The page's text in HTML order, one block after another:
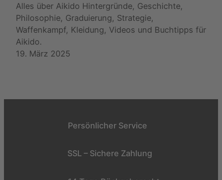
Alles über Aikido Hintergründe, Geschichte,
Philosophie, Graduierung, Strategie,
Waffenkampf, Kleidung, Videos und Buchtipps für
Aikido.
19. März 2025
Persönlicher Service
SSL – Sichere Zahlung